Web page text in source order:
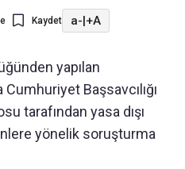
Kaydet a-|+A
yapılan
Başsavcılığı
tarafından yasa dışı
yönelik soruşturma